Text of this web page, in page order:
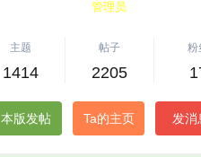
管理员
主题
1414
帖子
2205
粉
本版发帖 Ta的主页 发消